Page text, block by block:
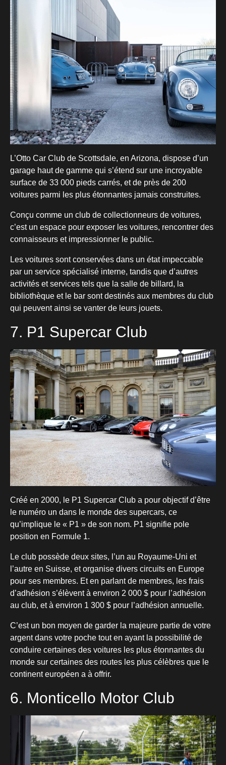
L’Otto Car Club de Scottsdale, en Arizona, dispose d’un
garage haut de gamme qui s’étend sur une incroyable
surface de 33 000 pieds carrés, et de près de 200
voitures parmi les plus étonnantes jamais construites.
Conçu comme un club de collectionneurs de voitures,
c’est un espace pour exposer les voitures, rencontrer des
connaisseurs et impressionner le public.
Les voitures sont conservées dans un état impeccable
par un service spécialisé interne, tandis que d’autres
activités et services tels que la salle de billard, la
bibliothèque et le bar sont destinés aux membres du club
qui peuvent ainsi se vanter de leurs jouets.
7. P1 Supercar Club
Créé en 2000, le P1 Supercar Club a pour objectif d’être
le numéro un dans le monde des supercars, ce
qu’implique le « P1 » de son nom. P1 signifie pole
position en Formule 1.
Le club possède deux sites, l’un au Royaume-Uni et
l’autre en Suisse, et organise divers circuits en Europe
pour ses membres. Et en parlant de membres, les frais
d’adhésion s’élèvent à environ 2 000 $ pour l’adhésion
au club, et à environ 1 300 $ pour l’adhésion annuelle.
C’est un bon moyen de garder la majeure partie de votre
argent dans votre poche tout en ayant la possibilité de
conduire certaines des voitures les plus étonnantes du
monde sur certaines des routes les plus célèbres que le
continent européen a à offrir.
6. Monticello Motor Club